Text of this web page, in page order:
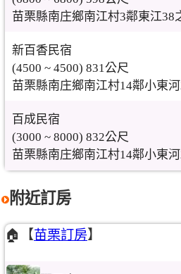
苗栗縣南庄鄉南江村3鄰東江38
新百香民宿
(4500 ~ 4500) 831公尺
苗栗縣南庄鄉南江村14鄰小東
百成民宿
(3000 ~ 8000) 832公尺
苗栗縣南庄鄉南江村14鄰小東
附近訂房
🏠【苗栗訂房】